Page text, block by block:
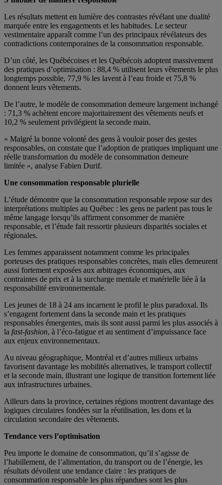
Les résultats mettent en lumière des contrastes révélant une dualité
marquée entre les engagements et les habitudes. Le secteur
vestimentaire apparaît comme l’un des principaux révélateurs des
contradictions contemporaines de la consommation responsable.
D’un côté, les Québécoises et les Québécois adoptent massivement
des pratiques d’optimisation : 88,4 % utilisent leurs vêtements le plus
longtemps possible, 77,9 % les lavent à l’eau froide et 75,8 %
donnent leurs vêtements.
De l’autre, le modèle de consommation demeure largement inchangé
: 71,3 % achètent encore majoritairement des vêtements neufs et
10,2 % seulement privilégient la seconde main.
« Malgré la bonne volonté des gens à vouloir poser des gestes
responsables, on constate que l’adoption de pratiques impliquant une
réelle transformation du modèle de consommation demeure
limitée », analyse Fabien Durif.
Une consommation responsable plurielle
L’étude démontre que la consommation responsable repose sur des
interprétations multiples au Québec : les gens ne parlent pas tous le
même langage lorsqu’ils affirment consommer de manière
responsable, et l’étude fait ressortir plusieurs disparités sociales et
régionales.
Les femmes apparaissent notamment comme les principales
porteuses des pratiques responsables concrètes, mais elles demeurent
aussi fortement exposées aux arbitrages économiques, aux
contraintes de prix et à la surcharge mentale et matérielle liée à la
responsabilité environnementale.
Les jeunes de 18 à 24 ans incarnent le profil le plus paradoxal. Ils
s’engagent fortement dans la seconde main et les pratiques
responsables émergentes, mais ils sont aussi parmi les plus associés à
la fast-fashion, à l’éco-fatigue et au sentiment d’impuissance face
aux enjeux environnementaux.
Au niveau géographique, Montréal et d’autres milieux urbains
favorisent davantage les mobilités alternatives, le transport collectif
et la seconde main, illustrant une logique de transition fortement liée
aux infrastructures urbaines.
Ailleurs dans la province, certaines régions montrent davantage des
logiques circulaires fondées sur la réutilisation, les dons et la
circulation secondaire des vêtements.
Tendance vers l’optimisation
Peu importe le domaine de consommation, qu’il s’agisse de
l’habillement, de l’alimentation, du transport ou de l’énergie, les
résultats dévoilent une tendance claire : les pratiques de
consommation responsable les plus répandues sont les plus